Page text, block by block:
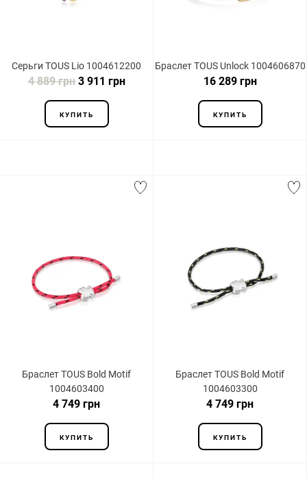
Серьги TOUS Lio 1004612200
4 889 грн3 911 грн
КУПИТЬ
Браслет TOUS Unlock 1004606870
16 289 грн
КУПИТЬ
Браслет TOUS Bold Motif
1004603400
4 749 грн
КУПИТЬ
Браслет TOUS Bold Motif
1004603300
4 749 грн
КУПИТЬ